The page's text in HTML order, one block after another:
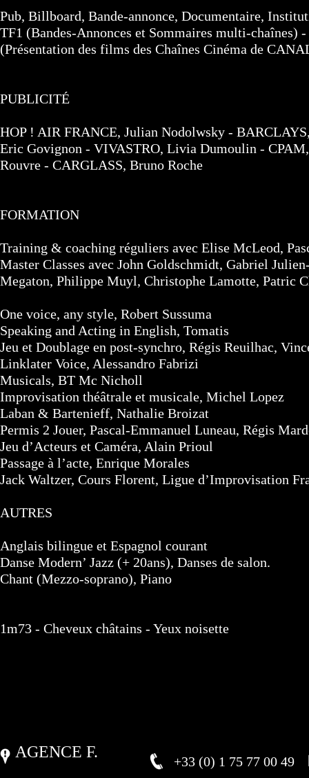
Pub, Billboard, Bande-annonce, Documentaire,
TF1 (Bandes-Annonces et Sommaires multi-chaînes)
(Présentation des films des Chaînes Cinéma de
PUBLICITÉ
HOP ! AIR FRANCE, Julian Nodolwsky -
Eric Govignon - VIVASTRO, Livia Dumoulin -
Rouvre - CARGLASS, Bruno Roche
FORMATION
Training & coaching réguliers avec Elise McLeod,
Master Classes avec John Goldschmidt, Gabriel
Megaton, Philippe Muyl, Christophe Lamotte, Patric
One voice, any style, Robert Sussuma
Speaking and Acting in English, Tomatis
Jeu et Doublage en post-synchro, Régis Reuilhac,
Linklater Voice, Alessandro Fabrizi
Musicals, BT Mc Nicholl
Improvisation théâtrale et musicale, Michel Lopez
Laban & Bartenieff, Nathalie Broizat
Permis 2 Jouer, Pascal-Emmanuel Luneau, Régis
Jeu d’Acteurs et Caméra, Alain Prioul
Passage à l’acte, Enrique Morales
Jack Waltzer, Cours Florent, Ligue d’Improvisation
AUTRES
Anglais bilingue et Espagnol courant
Danse Modern’ Jazz (+ 20ans), Danses de salon.
Chant (Mezzo-soprano), Piano
1m73 - Cheveux châtains - Yeux noisette
AGENCE F.
+33 (0) 1 75 77 00 49